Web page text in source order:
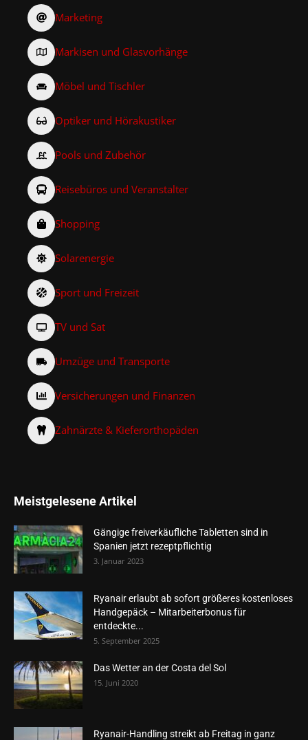
Marketing
Markisen und Glasvorhänge
Möbel und Tischler
Optiker und Hörakustiker
Pools und Zubehör
Reisebüros und Veranstalter
Shopping
Solarenergie
Sport und Freizeit
TV und Sat
Umzüge und Transporte
Versicherungen und Finanzen
Zahnärzte & Kieferorthopäden
Meistgelesene Artikel
Gängige freiverkäufliche Tabletten sind in
Spanien jetzt rezeptpflichtig
3. Januar 2023
Ryanair erlaubt ab sofort größeres kostenloses
Handgepäck – Mitarbeiterbonus für
entdeckte...
5. September 2025
Das Wetter an der Costa del Sol
15. Juni 2020
Ryanair-Handling streikt ab Freitag in ganz